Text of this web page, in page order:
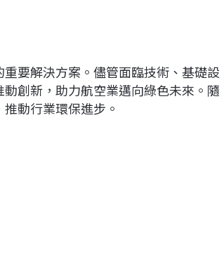
要解決方案。儘管面臨技術、基礎設
創新，助力航空業邁向綠色未來。隨
動行業環保進步。